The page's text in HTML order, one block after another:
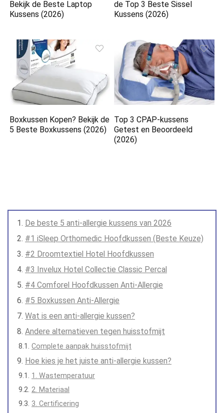
Bekijk de Beste Laptop
Kussens (2026)
de Top 3 Beste Sissel
Kussens (2026)
Boxkussen Kopen? Bekijk de
5 Beste Boxkussens (2026)
Top 3 CPAP-kussens
Getest en Beoordeeld
(2026)
De beste 5 anti-allergie kussens van 2026
#1 iSleep Orthomedic Hoofdkussen (Beste Keuze)
#2 Droomtextiel Hotel Hoofdkussen
#3 Invelux Hotel Collectie Classic Percal
#4 Comforel Hoofdkussen Anti-Allergie
#5 Boxkussen Anti-Allergie
Wat is een anti-allergie kussen?
Andere alternatieven tegen huisstofmijt
Complete aanpak huisstofmijt
Hoe kies je het juiste anti-allergie kussen?
1. Wastemperatuur
2. Materiaal
3. Certificering